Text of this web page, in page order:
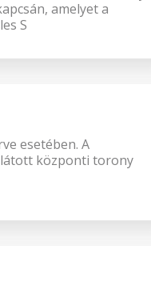
amelyet a
S
esetében. A
központi torony